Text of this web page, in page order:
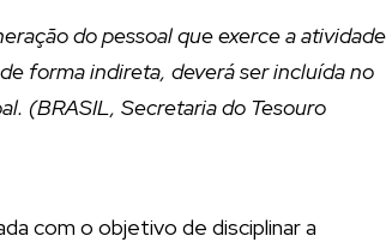
do pessoal que exerce a atividade
forma indireta, deverá ser incluída no
(BRASIL, Secretaria do Tesouro
com o objetivo de disciplinar a